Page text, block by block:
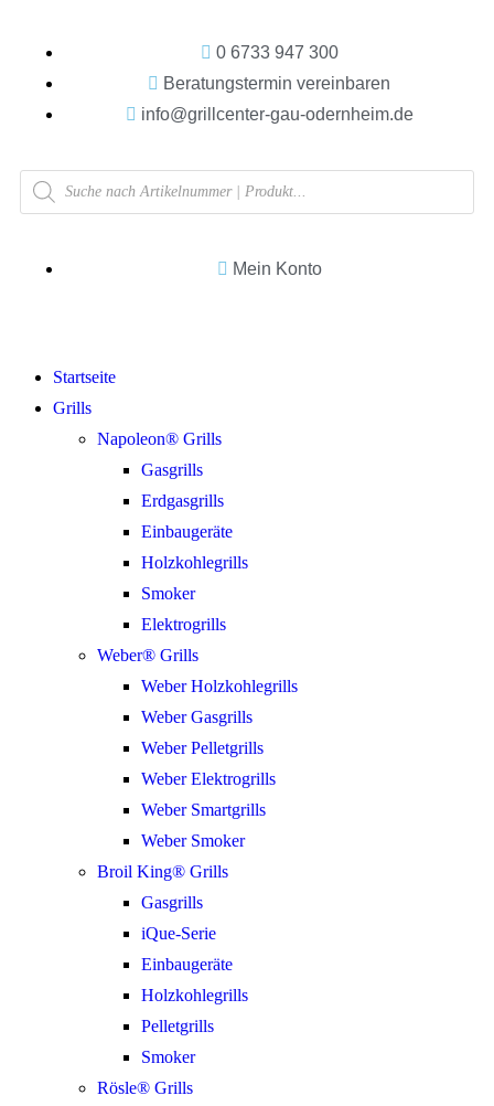
0 6733 947 300
Beratungstermin vereinbaren
info@grillcenter-gau-odernheim.de
Mein Konto
Startseite
Grills
Napoleon® Grills
Gasgrills
Erdgasgrills
Einbaugeräte
Holzkohlegrills
Smoker
Elektrogrills
Weber® Grills
Weber Holzkohlegrills
Weber Gasgrills
Weber Pelletgrills
Weber Elektrogrills
Weber Smartgrills
Weber Smoker
Broil King® Grills
Gasgrills
iQue-Serie
Einbaugeräte
Holzkohlegrills
Pelletgrills
Smoker
Rösle® Grills